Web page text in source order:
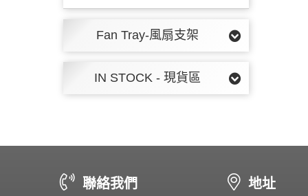
Fan Tray-風扇支架
IN STOCK - 現貨區
聯絡我們 地址